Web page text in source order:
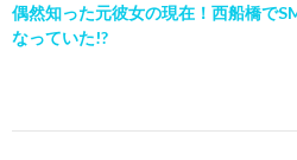
偶然知った元彼女の現在！西船橋で
なっていた!?